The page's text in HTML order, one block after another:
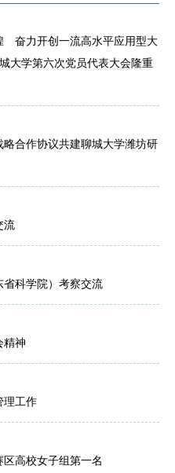
奋力开创一流高水平应用型大
学第六次党员代表大会隆重
合作协议共建聊城大学潍坊研
流
科学院）考察交流
精神
理工作
高校女子组第一名